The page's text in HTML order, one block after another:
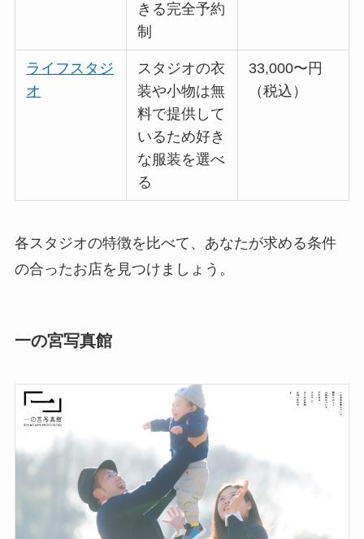
きる完全予約
制
ライフスタジ
オ
スタジオの衣
装や小物は無
料で提供して
いるため好き
な服装を選べ
る
33,000〜円
（税込）
各スタジオの特徴を比べて、あなたが求める条件
の合ったお店を見つけましょう。
一の宮写真館